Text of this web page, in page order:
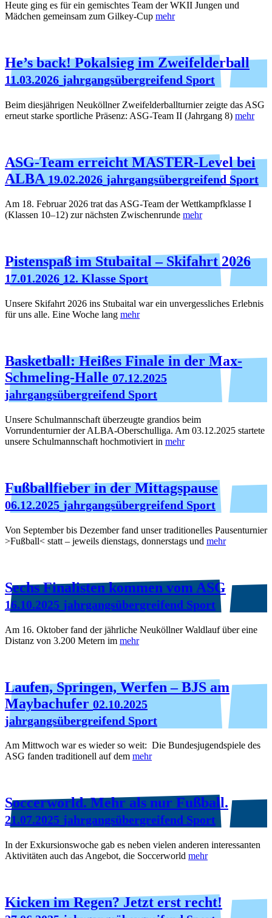
Heute ging es für ein gemischtes Team der WKII Jungen und
Mädchen gemeinsam zum Gilkey-Cup mehr
He’s back! Pokalsieg im Zweifelderball
11.03.2026 jahrgangsübergreifend Sport
Beim diesjährigen Neuköllner Zweifelderballturnier zeigte das ASG
erneut starke sportliche Präsenz: ASG‑Team II (Jahrgang 8) mehr
ASG-Team erreicht MASTER-Level bei
ALBA 19.02.2026 jahrgangsübergreifend Sport
Am 18. Februar 2026 trat das ASG-Team der Wettkampfklasse I
(Klassen 10–12) zur nächsten Zwischenrunde mehr
Pistenspaß im Stubaital – Skifahrt 2026
17.01.2026 12. Klasse Sport
Unsere Skifahrt 2026 ins Stubaital war ein unvergessliches Erlebnis
für uns alle. Eine Woche lang mehr
Basketball: Heißes Finale in der Max-
Schmeling-Halle 07.12.2025
jahrgangsübergreifend Sport
Unsere Schulmannschaft überzeugte grandios beim
Vorrundenturnier der ALBA-Oberschulliga. Am 03.12.2025 startete
unsere Schulmannschaft hochmotiviert in mehr
Fußballfieber in der Mittagspause
06.12.2025 jahrgangsübergreifend Sport
Von September bis Dezember fand unser traditionelles Pausenturnier
>Fußball< statt – jeweils dienstags, donnerstags und mehr
Sechs Finalisten kommen vom ASG
16.10.2025 jahrgangsübergreifend Sport
Am 16. Oktober fand der jährliche Neuköllner Waldlauf über eine
Distanz von 3.200 Metern im mehr
Laufen, Springen, Werfen – BJS am
Maybachufer 02.10.2025
jahrgangsübergreifend Sport
Am Mittwoch war es wieder so weit: Die Bundesjugendspiele des
ASG fanden traditionell auf dem mehr
Soccerworld. Mehr als nur Fußball.
21.07.2025 jahrgangsübergreifend Sport
In der Exkursionswoche gab es neben vielen anderen interessanten
Aktivitäten auch das Angebot, die Soccerworld mehr
Kicken im Regen? Jetzt erst recht!